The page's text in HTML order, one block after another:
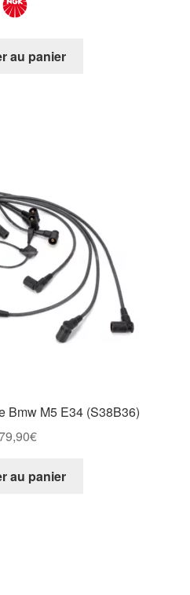
au panier
Bmw M5 E34 (S38B36)
€
au panier